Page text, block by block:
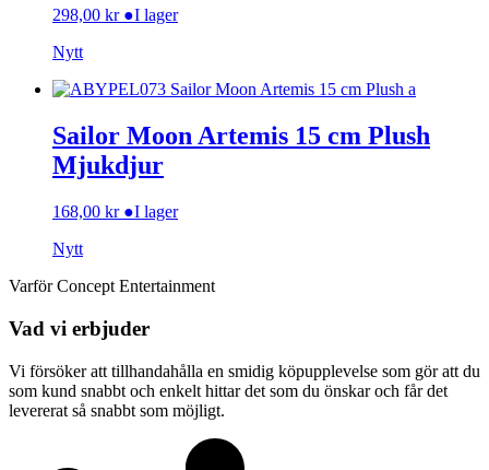
298,00 kr ●I lager
Nytt
Sailor Moon Artemis 15 cm Plush
Mjukdjur
168,00 kr ●I lager
Nytt
Varför Concept Entertainment
Vad vi erbjuder
Vi försöker att tillhandahålla en smidig köpupplevelse som gör att du
som kund snabbt och enkelt hittar det som du önskar och får det
levererat så snabbt som möjligt.